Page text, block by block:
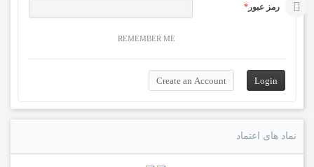
رمز عبور *
REMEMBER ME
نماد های اعتماد